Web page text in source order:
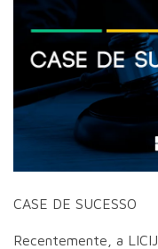
CASE DE SUCESSO
Recentemente, a